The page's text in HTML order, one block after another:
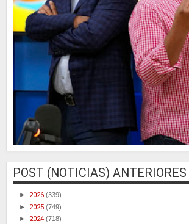
POST (NOTICIAS) ANTERIORES
► 2026 (339)
► 2025 (749)
► 2024 (718)